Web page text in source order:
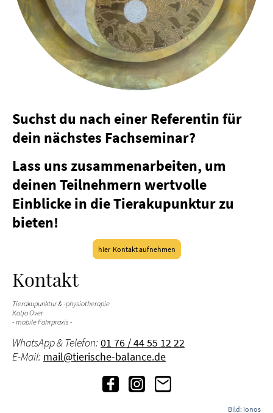
Kontakt
Tierakupunktur & -physiotherapie
Katja Over
- mobile Fahrpraxis -
WhatsApp & Telefon: 01 76 / 44 55 12 22
E-Mail: mail@tierische-balance.de
Suchst du nach einer Referentin für
dein nächstes Fachseminar?
Lass uns zusammenarbeiten, um
deinen Teilnehmern wertvolle
Einblicke in die Tierakupunktur zu
bieten!
hier Kontakt aufnehmen
Bild: Ionos